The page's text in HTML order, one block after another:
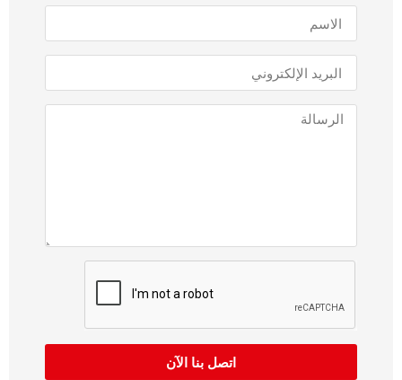
اتصل بنا الآن